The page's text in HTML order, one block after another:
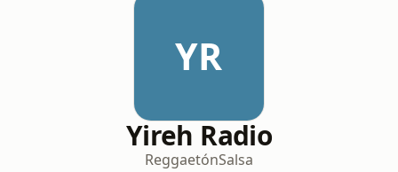
YR
Yireh Radio
ReggaetónSalsa